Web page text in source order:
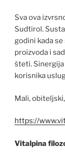
Sva ova
Sudtirol.
godini kada
proizvoda i
šteti. Sinergija
korisnika
Mali,
https://
Vitalpina